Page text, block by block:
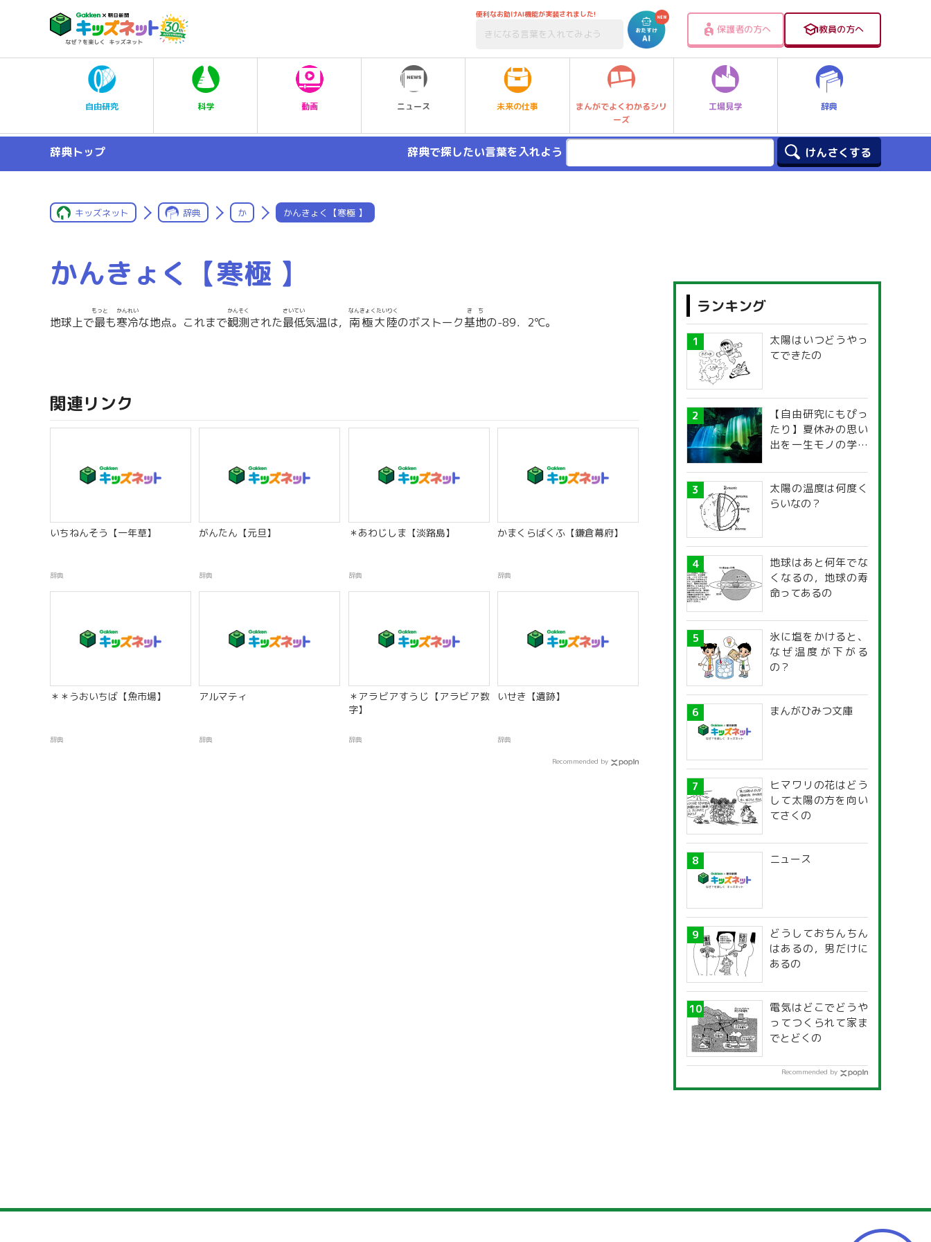
便利なお助けAI機能が実装されました!
保護者の方へ 教員の方へ
自由研究 科学 動画 ニュース 未来の仕事
まんがでよくわかるシリ
ーズ
工場見学 辞典
辞典トップ 辞典で探したい言葉を入れよう
キッズネット 辞典 か かんきょく【寒極 】
かんきょく【寒極 】
地球上で最
もっと
も寒冷
かんれい
な地点。これまで観測
かんそく
された最低
さいてい
気温は， 南極大陸
なんきょくたいりく
のボストーク基地
きち
の-89．2℃。
関連リンク
いちねんそう【一年草】
辞典
がんたん【元旦】
辞典
＊あわじしま【淡路島】
辞典
かまくらばくふ【鎌倉幕府】
辞典
＊＊うおいちば【魚市場】
辞典
アルマティ
辞典
＊アラビアすうじ【アラビア数
字】
辞典
いせき【遺跡】
辞典
Recommended by
ランキング
太陽はいつどうやっ
てできたの
【自由研究にもぴっ
たり】夏休みの思い
出を一生モノの学び
探究ガイド
太陽の温度は何度く
らいなの？
地球はあと何年でな
くなるの，地球の寿
命ってあるの
氷に塩をかけると、
なぜ温度が下がる
の？
まんがひみつ文庫
ヒマワリの花はどう
して太陽の方を向い
てさくの
ニュース
どうしておちんちん
はあるの，男だけに
あるの
電気はどこでどうや
ってつくられて家ま
でとどくの
Recommended by